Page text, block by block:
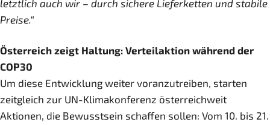
letztlich auch wir – durch sichere Lieferketten und stabile
Preise.“
Österreich zeigt Haltung: Verteilaktion während der
COP30
Um diese Entwicklung weiter voranzutreiben, starten
zeitgleich zur UN-Klimakonferenz österreichweit
Aktionen, die Bewusstsein schaffen sollen: Vom 10. bis 21.